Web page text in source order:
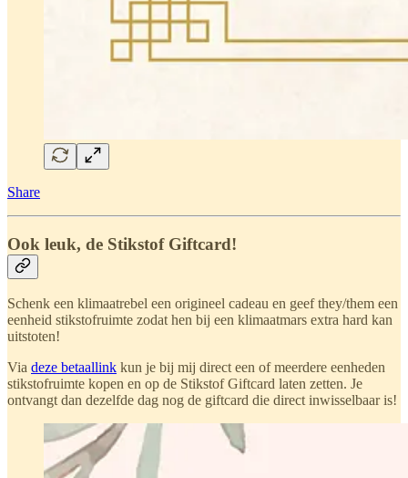
Share
Ook leuk, de Stikstof Giftcard!
Schenk een klimaatrebel een origineel cadeau en geef they/them een
eenheid stikstofruimte zodat hen bij een klimaatmars extra hard kan
uitstoten!
Via deze betaallink kun je bij mij direct een of meerdere eenheden
stikstofruimte kopen en op de Stikstof Giftcard laten zetten. Je
ontvangt dan dezelfde dag nog de giftcard die direct inwisselbaar is!